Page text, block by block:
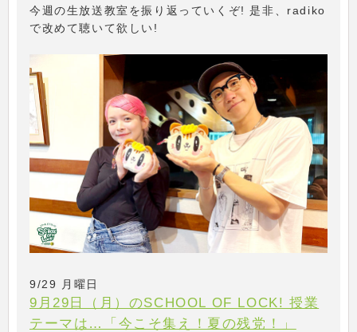
今週の生放送教室を振り返っていくぞ! 是非、radiko
で改めて聴いて欲しい!
9/29 月曜日
9月29日（月）のSCHOOL OF LOCK! 授業
テーマは…「今こそ集え！夏の残党！」